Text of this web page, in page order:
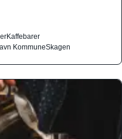
Kaffebarer
KommuneSkagen